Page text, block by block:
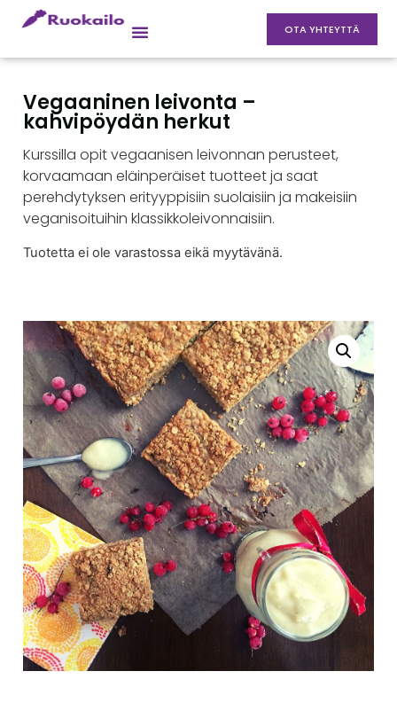
OTA YHTEYTTÄ
Vegaaninen leivonta –
kahvipöydän herkut
Kurssilla opit vegaanisen leivonnan perusteet,
korvaamaan eläinperäiset tuotteet ja saat
perehdytyksen erityyppisiin suolaisiin ja makeisiin
veganisoituihin klassikkoleivonnaisiin.
Tuotetta ei ole varastossa eikä myytävänä.